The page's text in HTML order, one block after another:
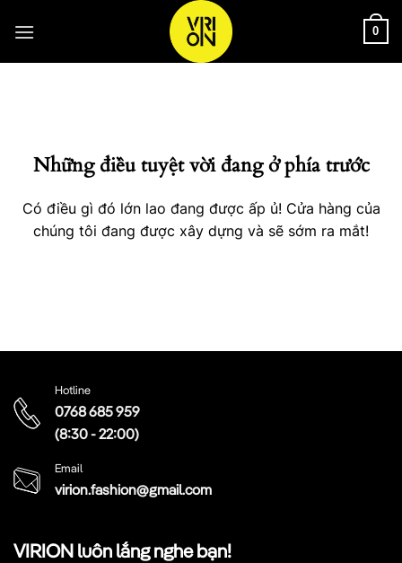
qua
0
Những điều tuyệt vời đang ở phía trước
Có điều gì đó lớn lao đang được ấp ủ! Cửa hàng của
chúng tôi đang được xây dựng và sẽ sớm ra mắt!
VIRION luôn lắng nghe bạn!
Hotline
0768 685 959
(8:30 - 22:00)
Email
virion.fashion@gmail.com